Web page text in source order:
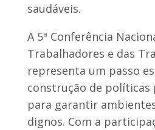
saudáveis.
A 5ª Conferência
Trabalhadores e das
representa um passo
construção de políticas
para garantir
dignos. Com a